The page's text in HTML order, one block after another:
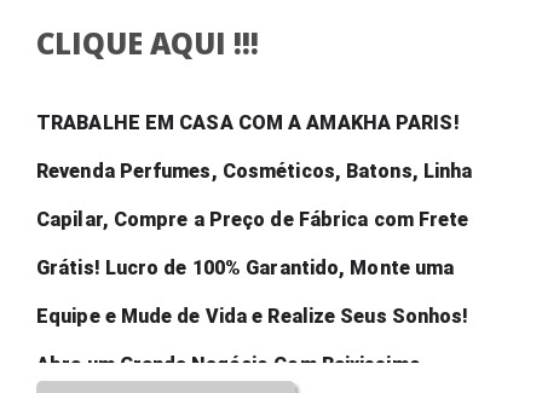
CLIQUE AQUI !!!
TRABALHE EM CASA COM A AMAKHA PARIS!
Revenda Perfumes, Cosméticos, Batons, Linha
Capilar, Compre a Preço de Fábrica com Frete
Grátis! Lucro de 100% Garantido, Monte uma
Equipe e Mude de Vida e Realize Seus Sonhos!
Abra um Grande Negócio Com Baixissimo